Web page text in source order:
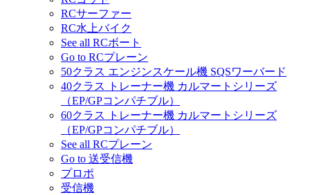
RCサーファー
RC水上バイク
See all RCボート
Go to RCプレーン
50クラス エンジンスケール機 SQSワーバード
40クラス トレーナー機 カルマートシリーズ
（EP/GPコンパチブル）
60クラス トレーナー機 カルマートシリーズ
（EP/GPコンパチブル）
See all RCプレーン
Go to 送受信機
プロポ
受信機